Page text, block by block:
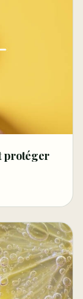
protéger